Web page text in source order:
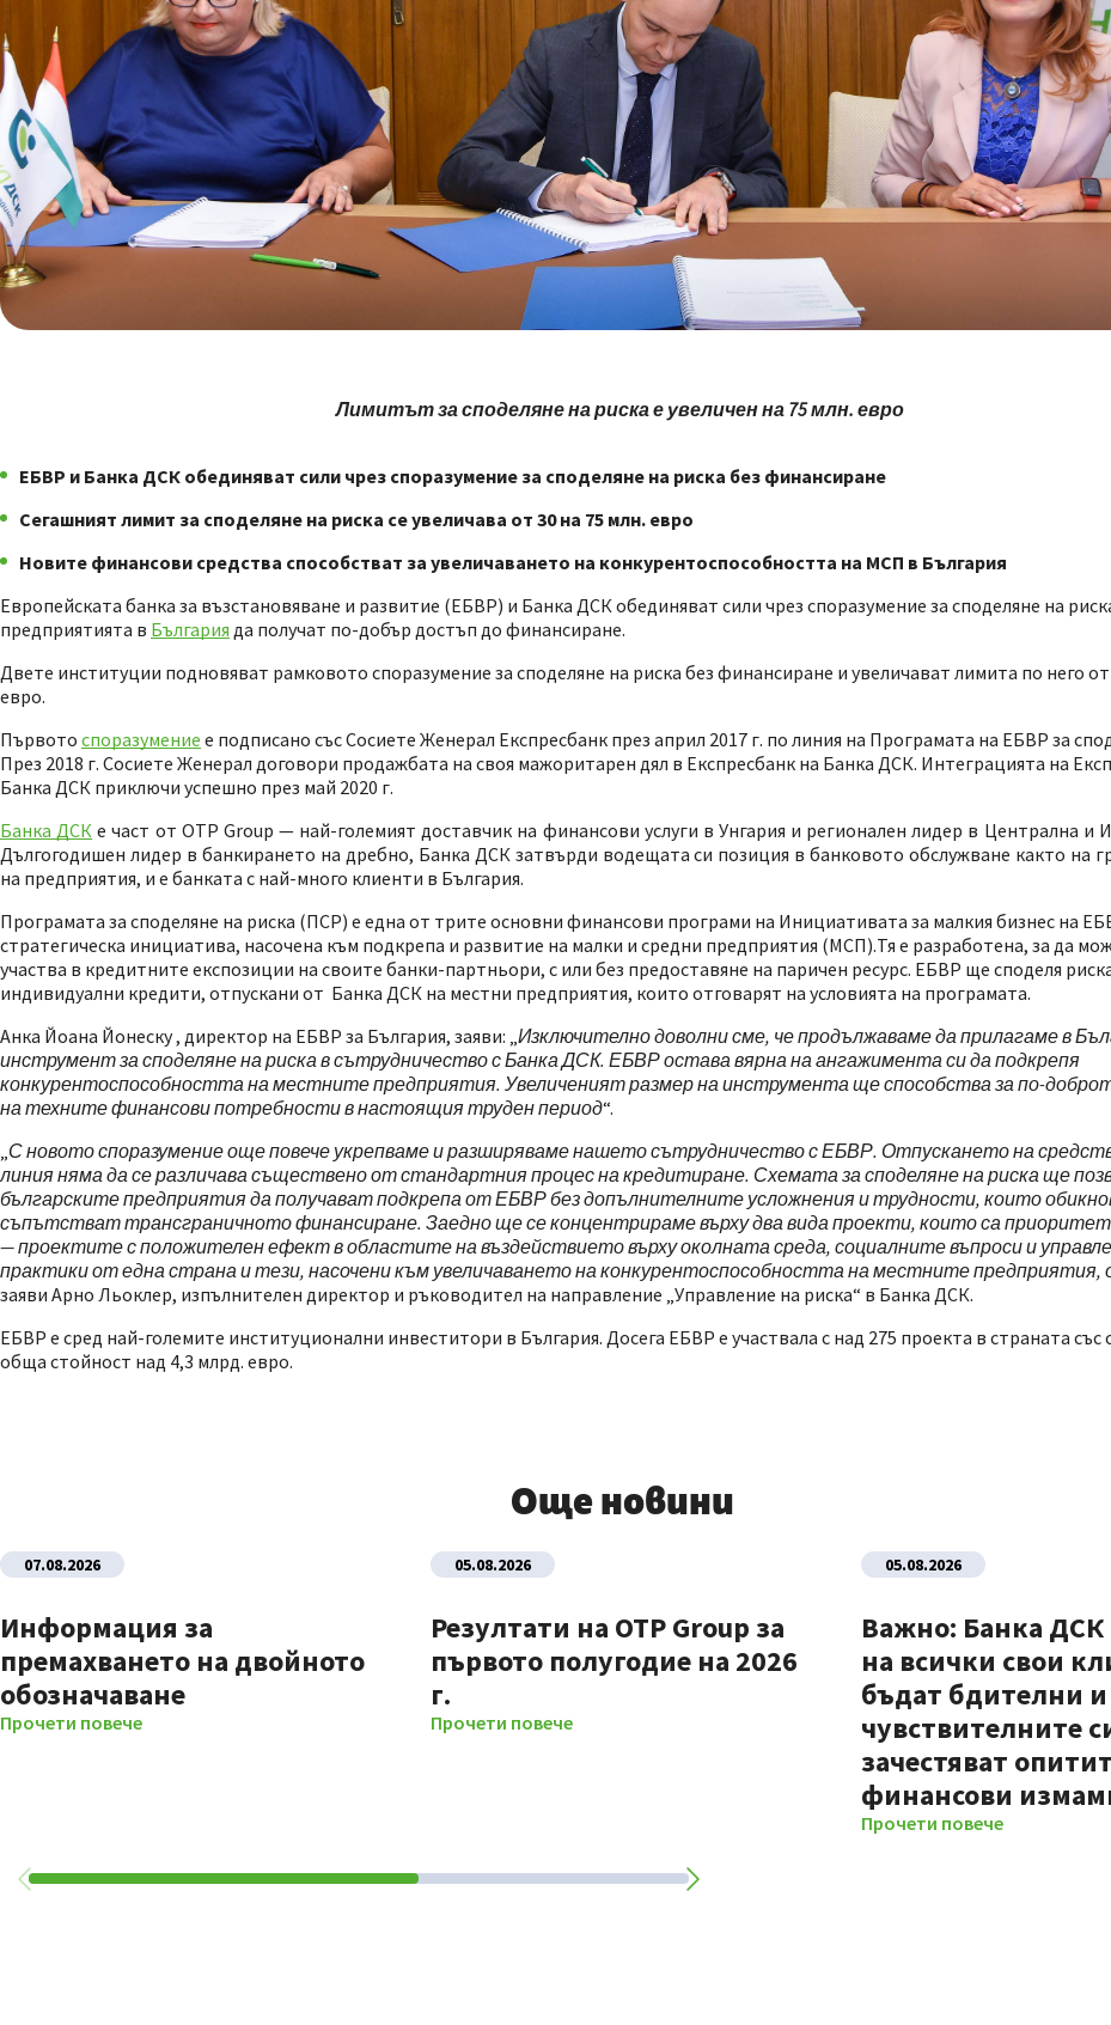
Лимитът за споделяне на риска е увеличен на 75 млн. евро
ЕБВР и Банка ДСК обединяват сили чрез споразумение за споделяне на риска без финансиране
Сегашният лимит за споделяне на риска се увеличава от 30 на 75 млн. евро
Новите финансови средства способстват за увеличаването на конкурентоспособността на МСП в България
Европейската банка за възстановяване и развитие (ЕБВР) и Банка ДСК обединяват сили чрез споразумение за споделяне на
предприятията в България да получат по-добър достъп до финансиране.
Двете институции подновяват рамковото споразумение за споделяне на риска без финансиране и увеличават лимита по него от
евро.
Първото споразумение е подписано със Сосиете Женерал Експресбанк през април 2017 г. по линия на Програмата на ЕБВР за
През 2018 г. Сосиете Женерал договори продажбата на своя мажоритарен дял в Експресбанк на Банка ДСК. Интеграцията на
Банка ДСК приключи успешно през май 2020 г.
Банка ДСК е част от OTP Group — най-големият доставчик на финансови услуги в Унгария и регионален лидер в Централна и
Дългогодишен лидер в банкирането на дребно, Банка ДСК затвърди водещата си позиция в банковото обслужване както на
на предприятия, и е банката с най-много клиенти в България.
Програмата за споделяне на риска (ПСР) е една от трите основни финансови програми на Инициативата за малкия бизнес на
стратегическа инициатива, насочена към подкрепа и развитие на малки и средни предприятия (МСП).Тя е разработена, за да
участва в кредитните експозиции на своите банки-партньори, с или без предоставяне на паричен ресурс. ЕБВР ще споделя
индивидуални кредити, отпускани от Банка ДСК на местни предприятия, които отговарят на условията на програмата.
Анка Йоана Йонеску , директор на ЕБВР за България, заяви: „Изключително доволни сме, че продължаваме да прилагаме в
инструмент за споделяне на риска в сътрудничество с Банка ДСК. ЕБВР остава вярна на ангажимента си да подкрепя
конкурентоспособността на местните предприятия. Увеличеният размер на инструмента ще способства за по-
на техните финансови потребности в настоящия труден период“.
„С новото споразумение още повече укрепваме и разширяваме нашето сътрудничество с ЕБВР. Отпускането на
линия няма да се различава съществено от стандартния процес на кредитиране. Схемата за споделяне на риска ще
българските предприятия да получават подкрепа от ЕБВР без допълнителните усложнения и трудности, които
съпътстват трансграничното финансиране. Заедно ще се концентрираме върху два вида проекти, които са
— проектите с положителен ефект в областите на въздействието върху околната среда, социалните въпроси и
практики от една страна и тези, насочени към увеличаването на конкурентоспособността на местните предприятия,
заяви Арно Льоклер, изпълнителен директор и ръководител на направление „Управление на риска“ в Банка ДСК.
ЕБВР е сред най-големите институционални инвеститори в България. Досега ЕБВР е участвала с над 275 проекта в страната със
обща стойност над 4,3 млрд. евро.
Още новини
07.08.2026
Информация за
премахването на двойното
обозначаване
Прочети повече
05.08.2026
Резултати на OTP Group за
първото полугодие на 2026
г.
Прочети повече
05.08.2026
Важно: Банка
на всички свои
бъдат бдителни и
чувствителните
зачестяват
финансови
Прочети повече